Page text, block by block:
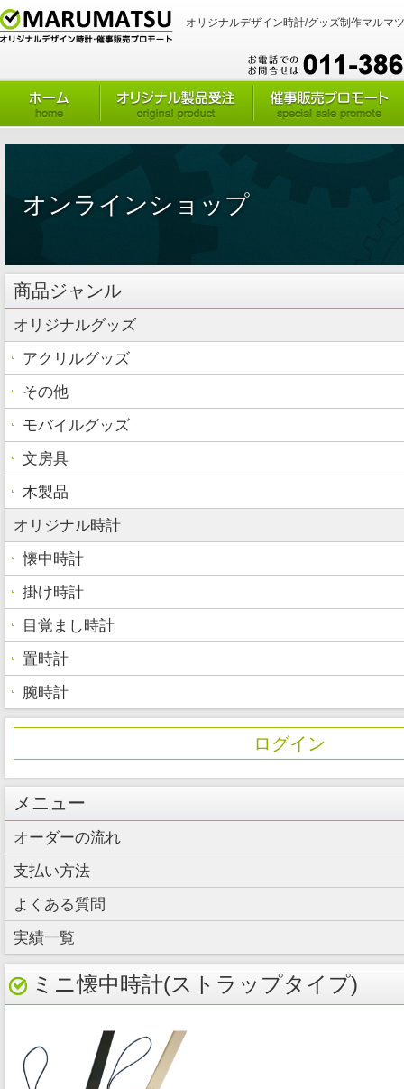
オリジナルデザイン時計/グッズ制作マルマ
オンラインショップ
商品ジャンル
オリジナルグッズ
アクリルグッズ
その他
モバイルグッズ
文房具
木製品
オリジナル時計
懐中時計
掛け時計
目覚まし時計
置時計
腕時計
ログイン
メニュー
オーダーの流れ
支払い方法
よくある質問
実績一覧
ミニ懐中時計(ストラップタイプ)